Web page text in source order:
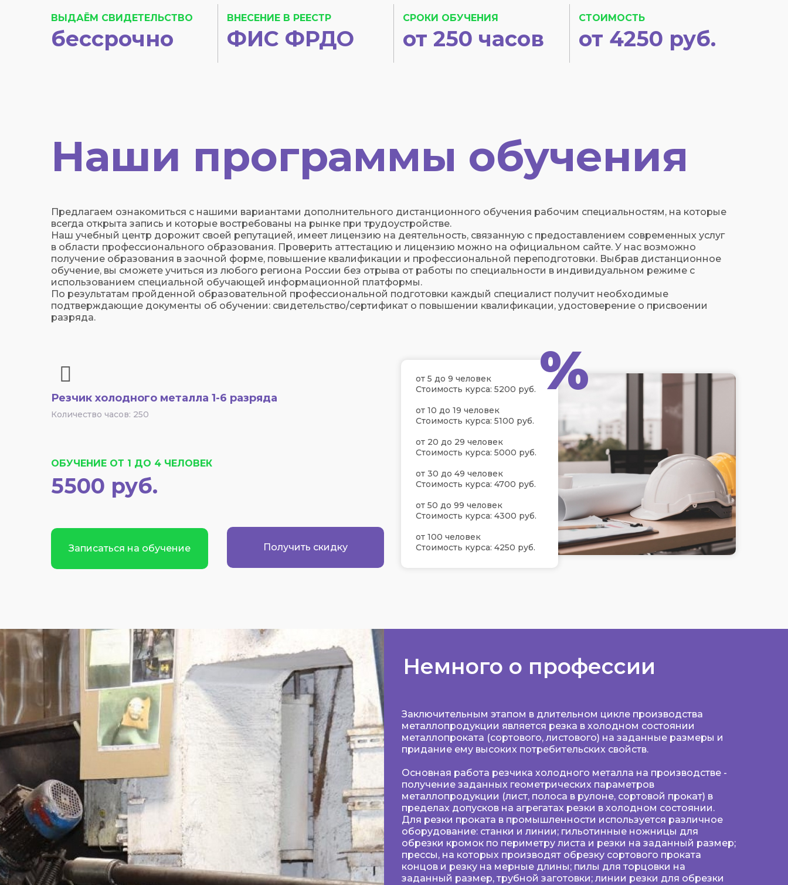
ВЫДАЁМ СВИДЕТЕЛЬСТВО
бессрочно
ВНЕСЕНИЕ В РЕЕСТР
ФИС ФРДО
СРОКИ ОБУЧЕНИЯ СТОИМОСТЬ
от 250 часов от 4250 руб.
Наши программы обучения
Предлагаем ознакомиться с нашими вариантами дополнительного дистанционного обучения рабочим специальностям, на которые
всегда открыта запись и которые востребованы на рынке при трудоустройстве.
Наш учебный центр дорожит своей репутацией, имеет лицензию на деятельность, связанную с предоставлением современных услуг
в области профессионального образования. Проверить аттестацию и лицензию можно на официальном сайте. У нас возможно
получение образования в заочной форме, повышение квалификации и профессиональной переподготовки. Выбрав дистанционное
обучение, вы сможете учиться из любого региона России без отрыва от работы по специальности в индивидуальном режиме с
использованием специальной обучающей информационной платформы.
По результатам пройденной образовательной профессиональной подготовки каждый специалист получит необходимые
подтверждающие документы об обучении: свидетельство/сертификат о повышении квалификации, удостоверение о присвоении
разряда.
Резчик холодного металла 1-6 разряда
Количество часов: 250
Записаться на обучение
ОБУЧЕНИЕ ОТ 1 ДО 4 ЧЕЛОВЕК
5500 руб.
от 5 до 9 человек
Стоимость курса: 5200 руб.
от 10 до 19 человек
Стоимость курса: 5100 руб.
от 20 до 29 человек
Стоимость курса: 5000 руб.
от 30 до 49 человек
Стоимость курса: 4700 руб.
от 50 до 99 человек
Стоимость курса: 4300 руб.
от 100 человек
Стоимость курса: 4250 руб.
Получить скидку
%
Немного о профессии
Заключительным этапом в длительном цикле производства
металлопродукции является резка в холодном состоянии
металлопроката (сортового, листового) на заданные размеры и
придание ему высоких потребительских свойств.
Основная работа резчика холодного металла на производстве -
получение заданных геометрических параметров
металлопродукции (лист, полоса в рулоне, сортовой прокат) в
пределах допусков на агрегатах резки в холодном состоянии.
Для резки проката в промышленности используется различное
оборудование: станки и линии; гильотинные ножницы для
обрезки кромок по периметру листа и резки на заданный размер;
прессы, на которых производят обрезку сортового проката
концов и резку на мерные длины; пилы для торцовки на
заданный размер, трубной заготовки; линии резки для обрезки